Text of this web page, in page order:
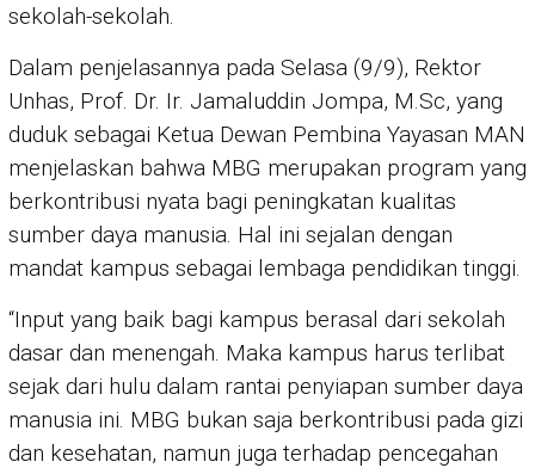
sekolah-sekolah.
Dalam penjelasannya pada Selasa (9/9), Rektor
Unhas, Prof. Dr. Ir. Jamaluddin Jompa, M.Sc, yang
duduk sebagai Ketua Dewan Pembina Yayasan MAN
menjelaskan bahwa MBG merupakan program yang
berkontribusi nyata bagi peningkatan kualitas
sumber daya manusia. Hal ini sejalan dengan
mandat kampus sebagai lembaga pendidikan tinggi.
“Input yang baik bagi kampus berasal dari sekolah
dasar dan menengah. Maka kampus harus terlibat
sejak dari hulu dalam rantai penyiapan sumber daya
manusia ini. MBG bukan saja berkontribusi pada gizi
dan kesehatan, namun juga terhadap pencegahan